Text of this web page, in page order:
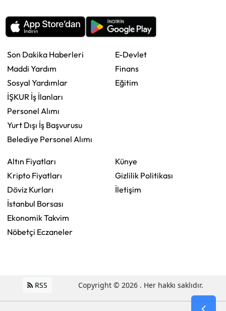
Son Dakika Haberleri
Maddi Yardım
Sosyal Yardımlar
İŞKUR İş İlanları
Personel Alımı
Yurt Dışı İş Başvurusu
Belediye Personel Alımı
E-Devlet
Finans
Eğitim
Altın Fiyatları
Kripto Fiyatları
Döviz Kurları
İstanbul Borsası
Ekonomik Takvim
Nöbetçi Eczaneler
Künye
Gizlilik Politikası
İletişim
RSS Copyright © 2026 . Her hakkı saklıdır.